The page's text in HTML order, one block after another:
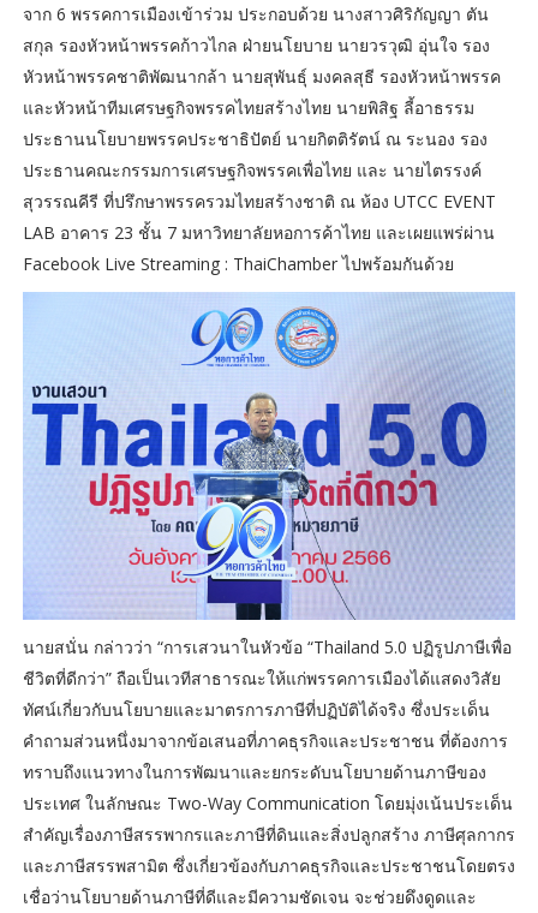
จาก 6 พรรคการเมืองเข้าร่วม ประกอบด้วย นางสาวศิริกัญญา ตัน
สกุล รองหัวหน้าพรรคก้าวไกล ฝ่ายนโยบาย นายวรวุฒิ อุ่นใจ รอง
หัวหน้าพรรคชาติพัฒนากล้า นายสุพันธุ์ มงคลสุธี รองหัวหน้าพรรค
และหัวหน้าทีมเศรษฐกิจพรรคไทยสร้างไทย นายพิสิฐ ลี้อาธรรม
ประธานนโยบายพรรคประชาธิปัตย์ นายกิตติรัตน์ ณ ระนอง รอง
ประธานคณะกรรมการเศรษฐกิจพรรคเพื่อไทย และ นายไตรรงค์
สุวรรณคีรี ที่ปรึกษาพรรครวมไทยสร้างชาติ ณ ห้อง UTCC EVENT
LAB อาคาร 23 ชั้น 7 มหาวิทยาลัยหอการค้าไทย และเผยแพร่ผ่าน
Facebook Live Streaming : ThaiChamber ไปพร้อมกันด้วย
นายสนั่น กล่าวว่า “การเสวนาในหัวข้อ “Thailand 5.0 ปฏิรูปภาษีเพื่อ
ชีวิตที่ดีกว่า” ถือเป็นเวทีสาธารณะให้แก่พรรคการเมืองได้แสดงวิสัย
ทัศน์เกี่ยวกับนโยบายและมาตรการภาษีที่ปฏิบัติได้จริง ซึ่งประเด็น
คำถามส่วนหนึ่งมาจากข้อเสนอที่ภาคธุรกิจและประชาชน ที่ต้องการ
ทราบถึงแนวทางในการพัฒนาและยกระดับนโยบายด้านภาษีของ
ประเทศ ในลักษณะ Two-Way Communication โดยมุ่งเน้นประเด็น
สำคัญเรื่องภาษีสรรพากรและภาษีที่ดินและสิ่งปลูกสร้าง ภาษีศุลกากร
และภาษีสรรพสามิต ซึ่งเกี่ยวข้องกับภาคธุรกิจและประชาชนโดยตรง
เชื่อว่านโยบายด้านภาษีที่ดีและมีความชัดเจน จะช่วยดึงดูดและ